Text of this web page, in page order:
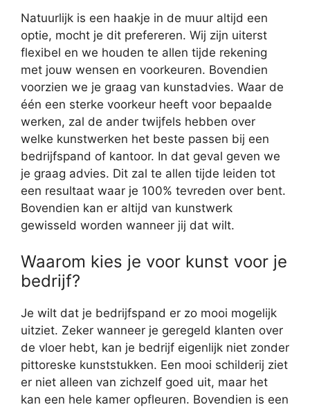
Natuurlijk is een haakje in de muur altijd een
optie, mocht je dit prefereren. Wij zijn uiterst
flexibel en we houden te allen tijde rekening
met jouw wensen en voorkeuren. Bovendien
voorzien we je graag van kunstadvies. Waar de
één een sterke voorkeur heeft voor bepaalde
werken, zal de ander twijfels hebben over
welke kunstwerken het beste passen bij een
bedrijfspand of kantoor. In dat geval geven we
je graag advies. Dit zal te allen tijde leiden tot
een resultaat waar je 100% tevreden over bent.
Bovendien kan er altijd van kunstwerk
gewisseld worden wanneer jij dat wilt.
Waarom kies je voor kunst voor je
bedrijf?
Je wilt dat je bedrijfspand er zo mooi mogelijk
uitziet. Zeker wanneer je geregeld klanten over
de vloer hebt, kan je bedrijf eigenlijk niet zonder
pittoreske kunststukken. Een mooi schilderij ziet
er niet alleen van zichzelf goed uit, maar het
kan een hele kamer opfleuren. Bovendien is een